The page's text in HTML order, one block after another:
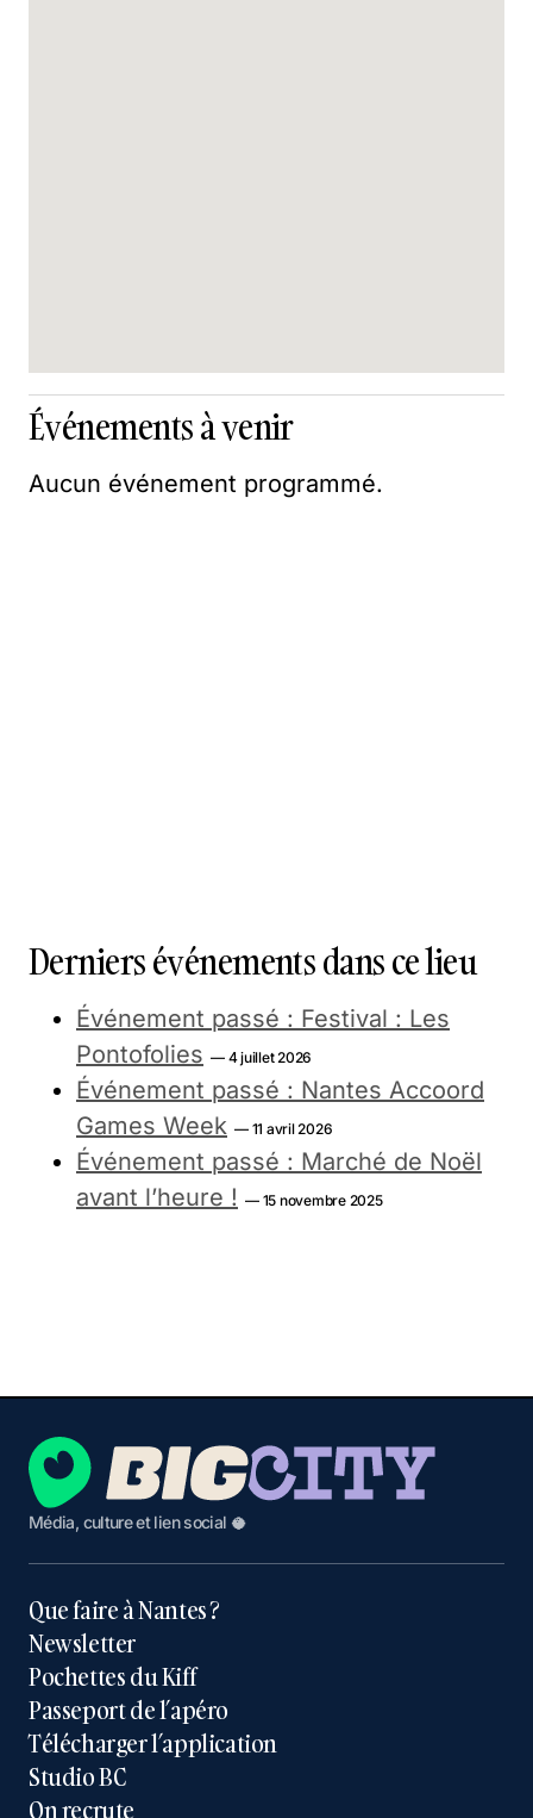
Événements à venir
Aucun événement programmé.
Derniers événements dans ce lieu
Événement passé : Festival : Les
Pontofolies — 4 juillet 2026
Événement passé : Nantes Accoord
Games Week — 11 avril 2026
Événement passé : Marché de Noël
avant l’heure ! — 15 novembre 2025
Média, culture et lien social 🥥
Que faire à Nantes ?
Newsletter
Pochettes du Kiff
Passeport de l’apéro
Télécharger l’application
Studio BC
On recrute